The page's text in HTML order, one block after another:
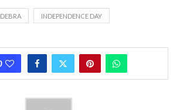
DEBRA INDEPENDENCE DAY